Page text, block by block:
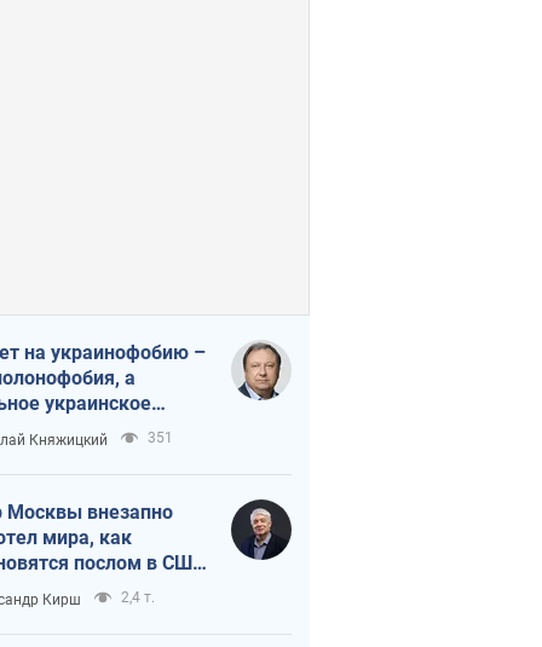
на украинофобию –
а
украинское
Княжицкий 351
Москвы внезапно
мира, как
послом в США
украинские топ-
Кирш 2,4 т.